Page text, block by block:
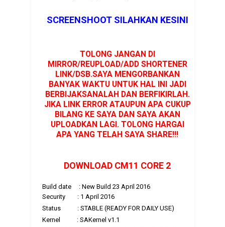
SCREENSHOOT SILAHKAN KESINI
TOLONG JANGAN DI
MIRROR/REUPLOAD/ADD SHORTENER
LINK/DSB.SAYA MENGORBANKAN
BANYAK WAKTU UNTUK HAL INI JADI
BERBIJAKSANALAH DAN BERFIKIRLAH.
JIKA LINK ERROR ATAUPUN APA CUKUP
BILANG KE SAYA DAN SAYA AKAN
UPLOADKAN LAGI. TOLONG HARGAI
APA YANG TELAH SAYA SHARE!!!
DOWNLOAD CM11 CORE 2
Build date : New Build 23 April 2016
Security : 1 April 2016
Status : STABLE (READY FOR DAILY USE)
Kernel : SAKernel v1.1